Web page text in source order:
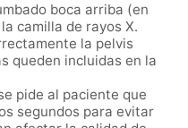
boca arriba (en
camilla de rayos X.
la pelvis
queden incluidas en la
pide al paciente que
segundos para evitar